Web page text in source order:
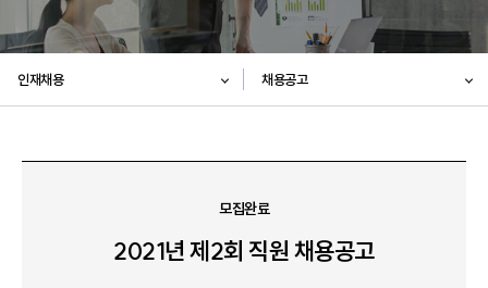
인재채용 채용공고
모집완료
2021년 제2회 직원 채용공고